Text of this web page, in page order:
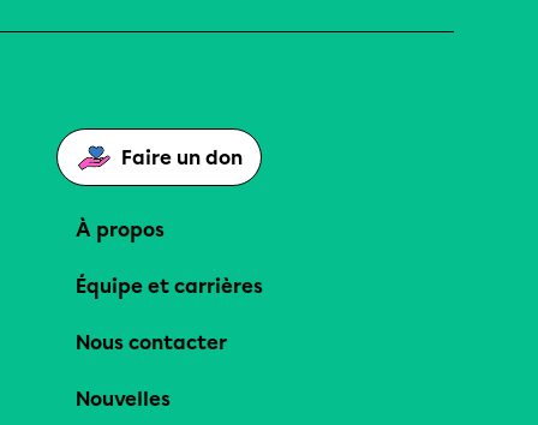
Faire un don
À propos
Équipe et carrières
Nous contacter
Nouvelles